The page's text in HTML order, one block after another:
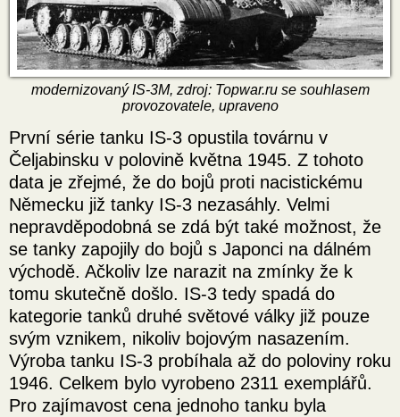
modernizovaný IS-3M, zdroj: Topwar.ru se souhlasem
provozovatele, upraveno
První série tanku IS-3 opustila továrnu v
Čeljabinsku v polovině května 1945. Z tohoto
data je zřejmé, že do bojů proti nacistickému
Německu již tanky IS-3 nezasáhly. Velmi
nepravděpodobná se zdá být také možnost, že
se tanky zapojily do bojů s Japonci na dálném
východě. Ačkoliv lze narazit na zmínky že k
tomu skutečně došlo. IS-3 tedy spadá do
kategorie tanků druhé světové války již pouze
svým vznikem, nikoliv bojovým nasazením.
Výroba tanku IS-3 probíhala až do poloviny roku
1946. Celkem bylo vyrobeno 2311 exemplářů.
Pro zajímavost cena jednoho tanku byla